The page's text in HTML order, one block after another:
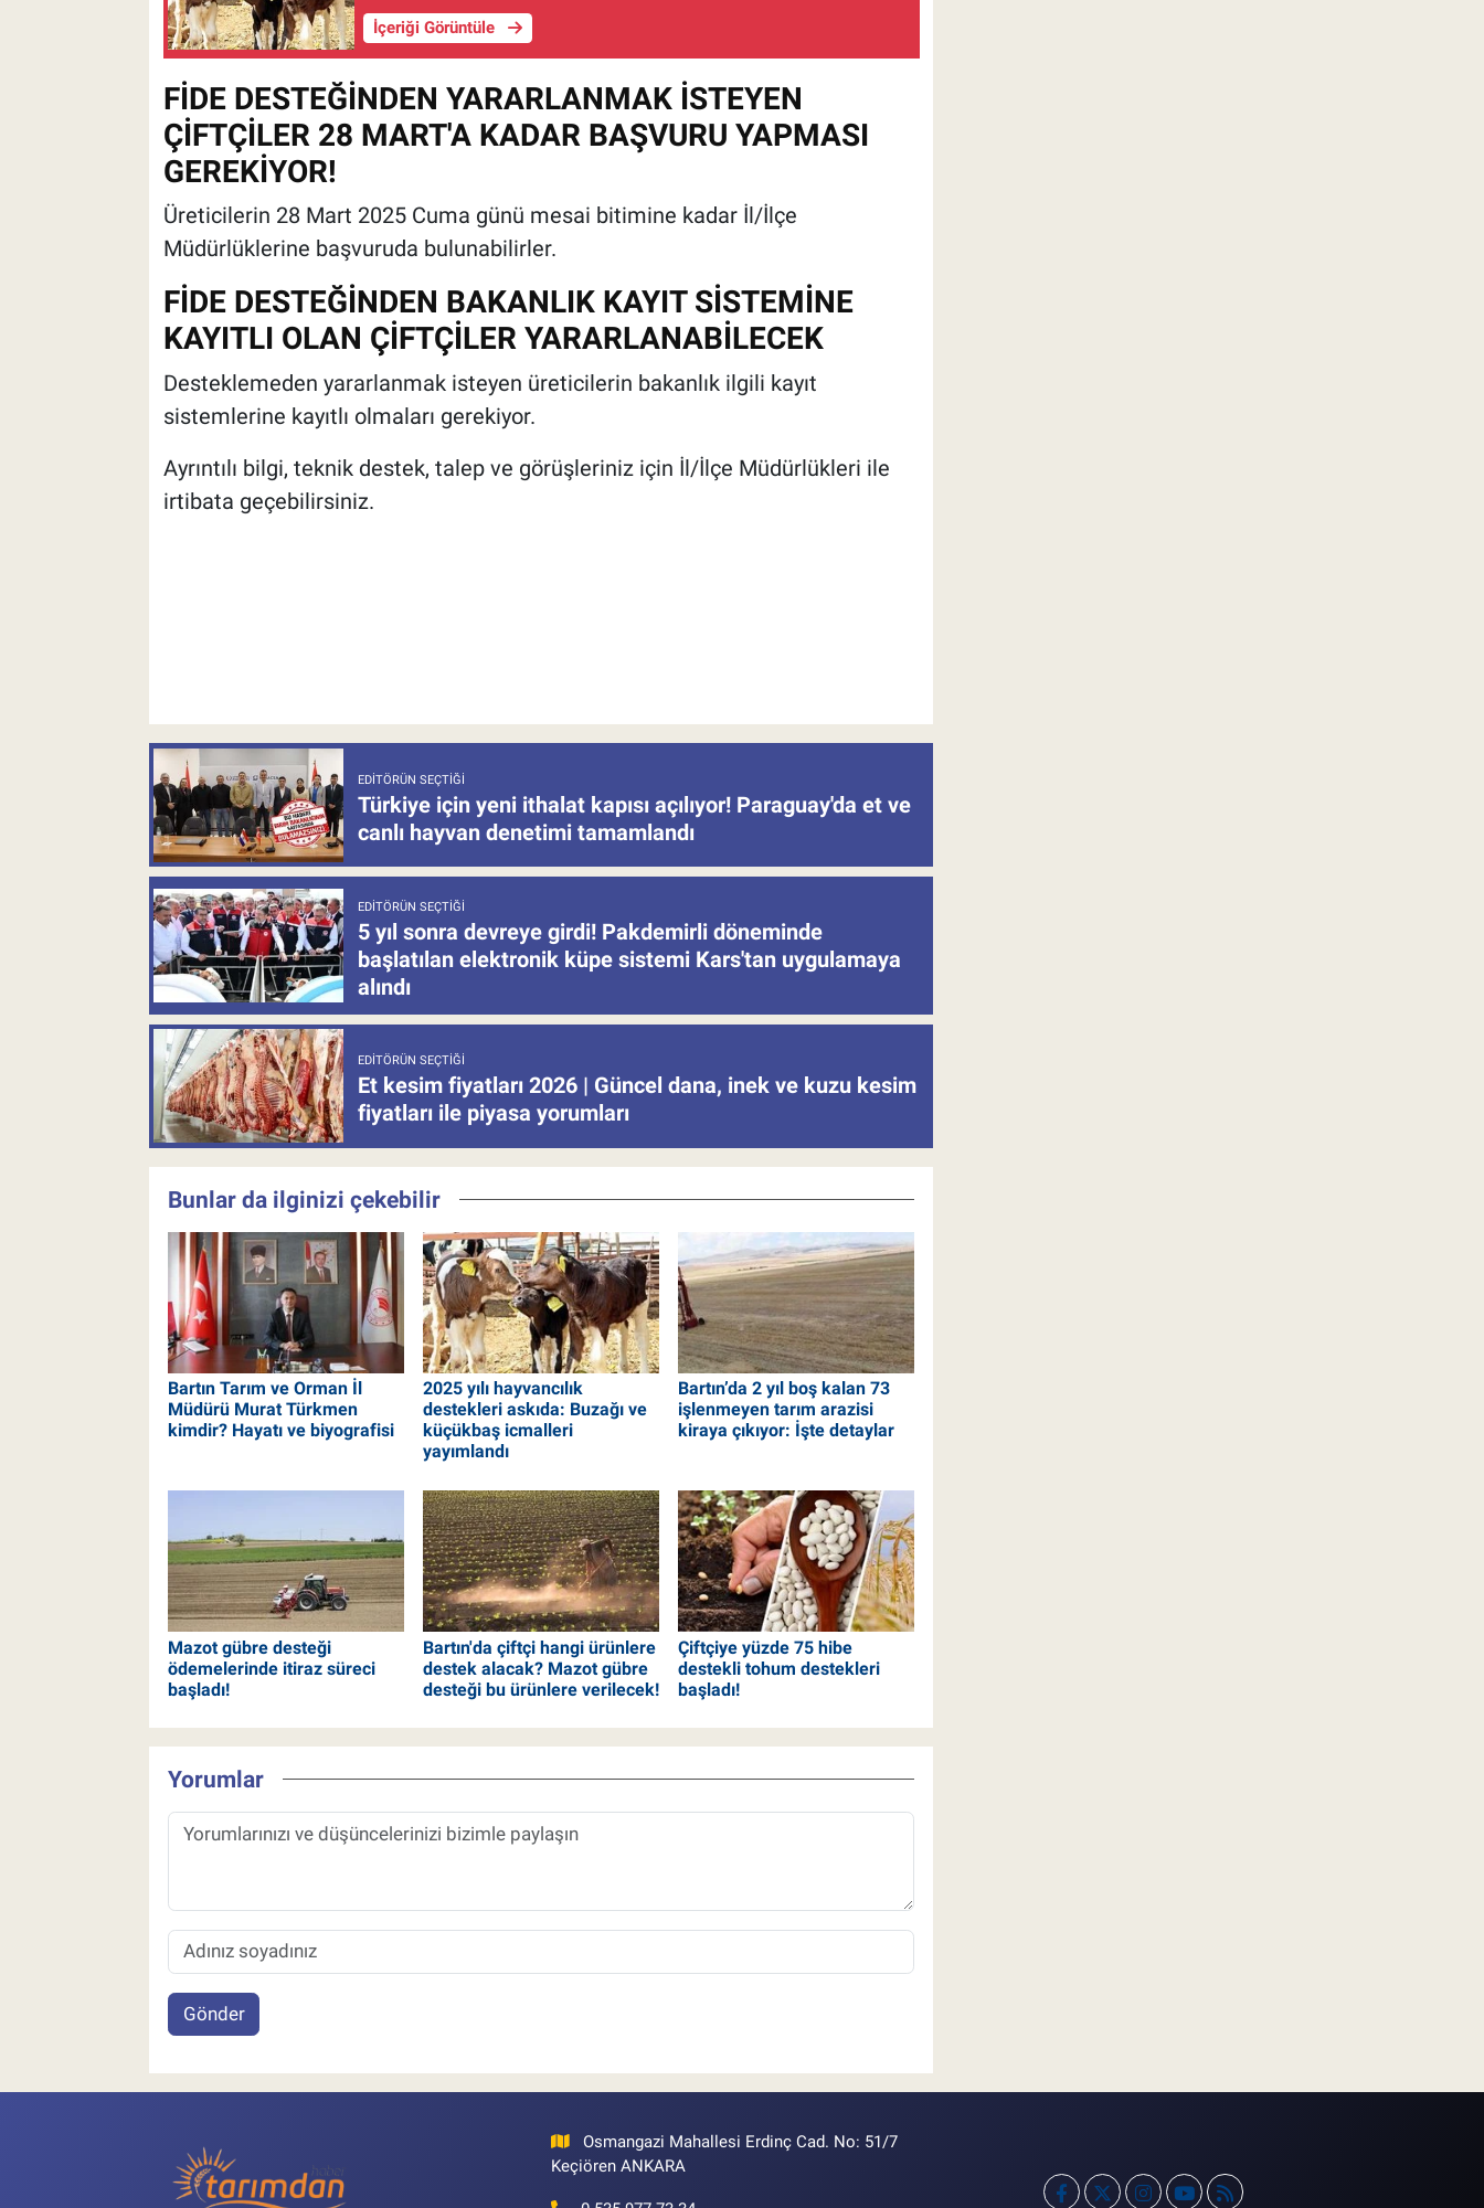
İçeriği Görüntüle
FİDE DESTEĞİNDEN YARARLANMAK İSTEYEN
ÇİFTÇİLER 28 MART'A KADAR BAŞVURU YAPMASI
GEREKİYOR!
Üreticilerin 28 Mart 2025 Cuma günü mesai bitimine kadar İl/İlçe
Müdürlüklerine başvuruda bulunabilirler.
FİDE DESTEĞİNDEN BAKANLIK KAYIT SİSTEMİNE
KAYITLI OLAN ÇİFTÇİLER YARARLANABİLECEK
Desteklemeden yararlanmak isteyen üreticilerin bakanlık ilgili kayıt
sistemlerine kayıtlı olmaları gerekiyor.
Ayrıntılı bilgi, teknik destek, talep ve görüşleriniz için İl/İlçe Müdürlükleri ile
irtibata geçebilirsiniz.
EDITÖRÜN SEÇTIĞI
Türkiye için yeni ithalat kapısı açılıyor! Paraguay'da et ve
canlı hayvan denetimi tamamlandı
EDITÖRÜN SEÇTIĞI
5 yıl sonra devreye girdi! Pakdemirli döneminde
başlatılan elektronik küpe sistemi Kars'tan uygulamaya
alındı
EDITÖRÜN SEÇTIĞI
Et kesim fiyatları 2026 | Güncel dana, inek ve kuzu kesim
fiyatları ile piyasa yorumları
Bunlar da ilginizi çekebilir
Bartın Tarım ve Orman İl
Müdürü Murat Türkmen
kimdir? Hayatı ve biyografisi
2025 yılı hayvancılık
destekleri askıda: Buzağı ve
küçükbaş icmalleri
yayımlandı
Bartın’da 2 yıl boş kalan 73
işlenmeyen tarım arazisi
kiraya çıkıyor: İşte detaylar
Mazot gübre desteği
ödemelerinde itiraz süreci
başladı!
Bartın'da çiftçi hangi ürünlere
destek alacak? Mazot gübre
desteği bu ürünlere verilecek!
Çiftçiye yüzde 75 hibe
destekli tohum destekleri
başladı!
Yorumlar
Gönder
Osmangazi Mahallesi Erdinç Cad. No: 51/7
Keçiören ANKARA